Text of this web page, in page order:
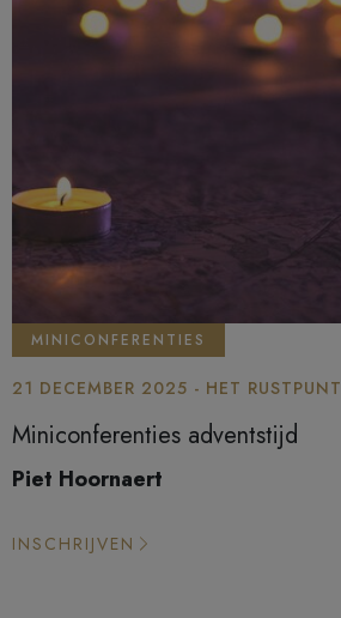
MINICONFERENTIES
21 DECEMBER 2025 - HET RUSTPUNT
Miniconferenties adventstijd
Piet Hoornaert
INSCHRIJVEN